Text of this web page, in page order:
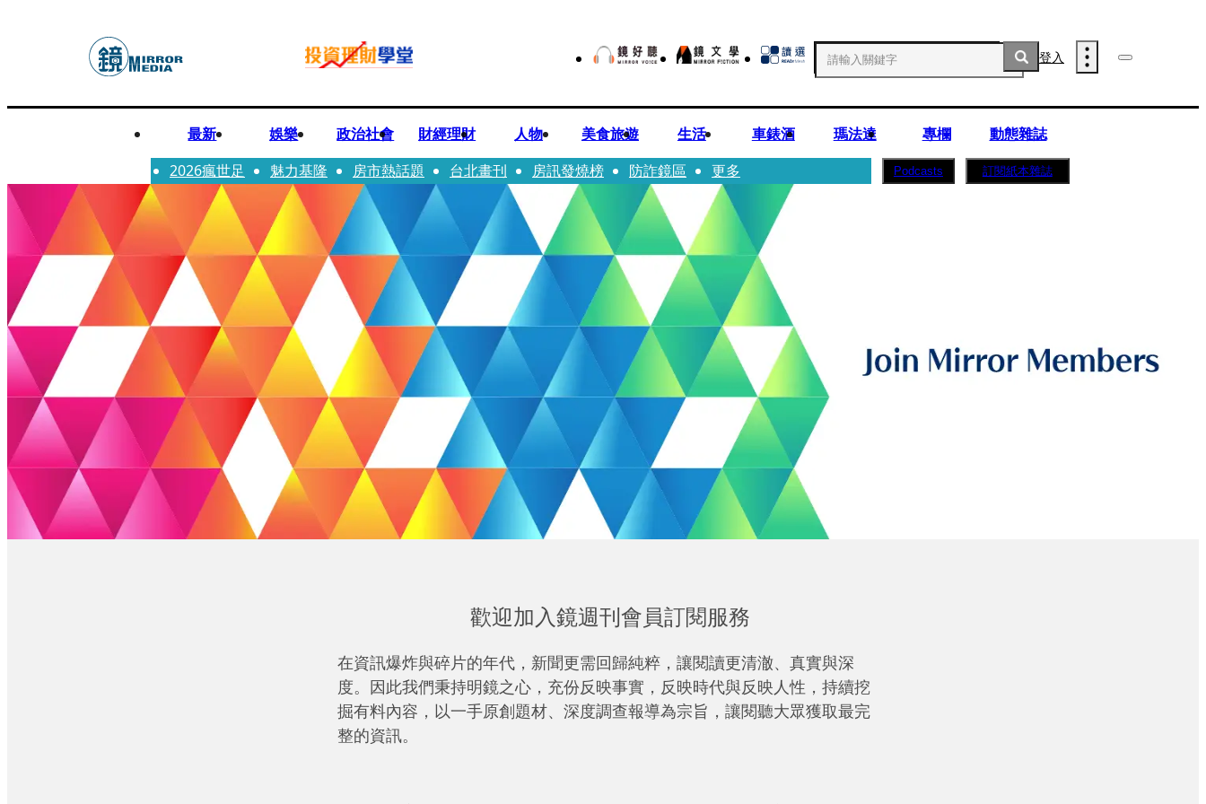
登入
最新 娛樂 政治社會 財經理財 人物 美食旅遊 生活 車錶酒 瑪法達 專欄
動態雜誌
2026瘋世足
魅力基隆 房市熱話題 台北畫刊 房訊發燒榜 防詐鏡區 更多 Podcasts 訂閱紙本雜誌
歡迎加入鏡週刊會員訂閱服務
在資訊爆炸與碎片的年代，新聞更需回歸純粹，讓閱讀更清澈、真實與深
度。因此我們秉持明鏡之心，充份反映事實，反映時代與反映人性，持續挖
掘有料內容，以一手原創題材、深度調查報導為宗旨，讓閱聽大眾獲取最完
整的資訊。